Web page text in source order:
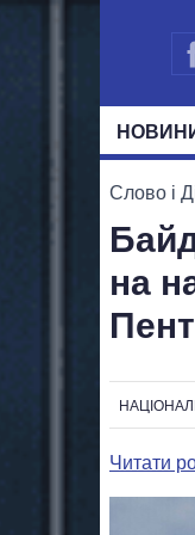
Слово і
на
Читати